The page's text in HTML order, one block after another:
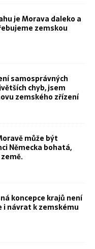
je Morava daleko a
zemskou
samosprávných
chyb, jsem
zemského zřízení
může být
Německa bohatá,
koncepce krajů není
i návrat k zemskému